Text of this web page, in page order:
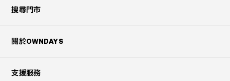
搜尋門市
關於OWNDAYS
支援服務